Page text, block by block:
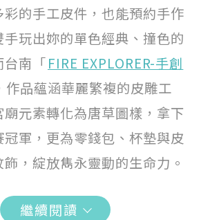
的手工皮件，也能預約手作
玩出妳的單色經典、撞色的
台南「FIRE EXPLORER-手創
作品蘊涵華麗繁複的皮雕工
元素轉化為唐草圖樣，拿下
軍，更為零錢包、杯墊與皮
，綻放雋永靈動的生命力。
繼續閱讀